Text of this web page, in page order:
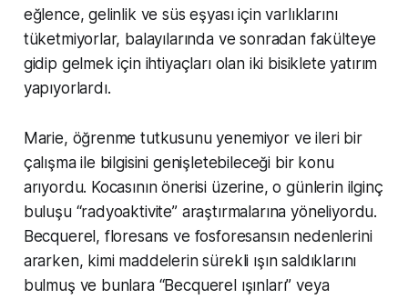
eğlence, gelinlik ve süs eşyası için varlıklarını
tüketmiyorlar, balayılarında ve sonradan fakülteye
gidip gelmek için ihtiyaçları olan iki bisiklete yatırım
yapıyorlardı.
Marie, öğrenme tutkusunu yenemiyor ve ileri bir
çalışma ile bilgisini genişletebileceği bir konu
arıyordu. Kocasının önerisi üzerine, o günlerin ilginç
buluşu “radyoaktivite” araştırmalarına yöneliyordu.
Becquerel, floresans ve fosforesansın nedenlerini
ararken, kimi maddelerin sürekli ışın saldıklarını
bulmuş ve bunlara “Becquerel ışınları” veya